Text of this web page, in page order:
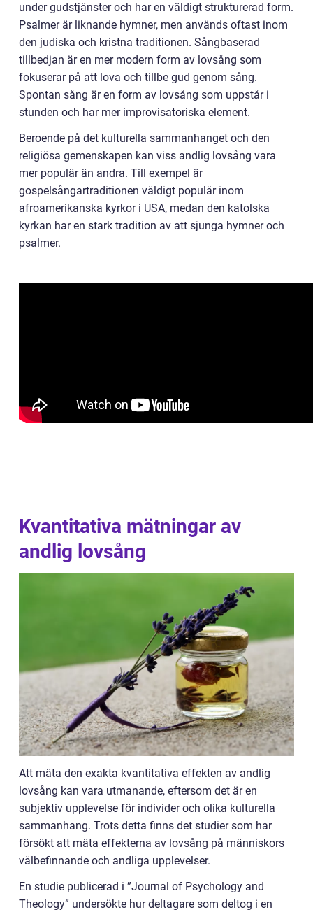
under gudstjänster och har en väldigt strukturerad form.
Psalmer är liknande hymner, men används oftast inom
den judiska och kristna traditionen. Sångbaserad
tillbedjan är en mer modern form av lovsång som
fokuserar på att lova och tillbe gud genom sång.
Spontan sång är en form av lovsång som uppstår i
stunden och har mer improvisatoriska element.
Beroende på det kulturella sammanhanget och den
religiösa gemenskapen kan viss andlig lovsång vara
mer populär än andra. Till exempel är
gospelsångartraditionen väldigt populär inom
afroamerikanska kyrkor i USA, medan den katolska
kyrkan har en stark tradition av att sjunga hymner och
psalmer.
Kvantitativa mätningar av
andlig lovsång
Att mäta den exakta kvantitativa effekten av andlig
lovsång kan vara utmanande, eftersom det är en
subjektiv upplevelse för individer och olika kulturella
sammanhang. Trots detta finns det studier som har
försökt att mäta effekterna av lovsång på människors
välbefinnande och andliga upplevelser.
En studie publicerad i ”Journal of Psychology and
Theology” undersökte hur deltagare som deltog i en